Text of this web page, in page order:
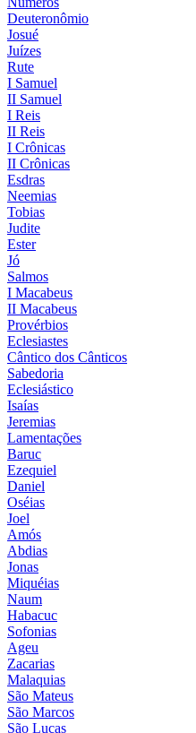
Deuteronômio
Josué
Juízes
Rute
I Samuel
II Samuel
I Reis
II Reis
I Crônicas
II Crônicas
Esdras
Neemias
Tobias
Judite
Ester
Jó
Salmos
I Macabeus
II Macabeus
Provérbios
Eclesiastes
Cântico dos Cânticos
Sabedoria
Eclesiástico
Isaías
Jeremias
Lamentações
Baruc
Ezequiel
Daniel
Oséias
Joel
Amós
Abdias
Jonas
Miquéias
Naum
Habacuc
Sofonias
Ageu
Zacarias
Malaquias
São Mateus
São Marcos
São Lucas